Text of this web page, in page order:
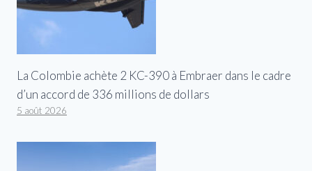
La Colombie achète 2 KC-390 à Embraer dans le cadre
d’un accord de 336 millions de dollars
5 août 2026